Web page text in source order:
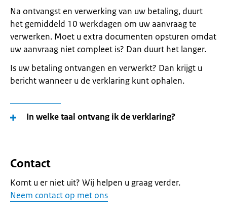
Na ontvangst en verwerking van uw betaling, duurt
het gemiddeld 10 werkdagen om uw aanvraag te
verwerken. Moet u extra documenten opsturen omdat
uw aanvraag niet compleet is? Dan duurt het langer.
Is uw betaling ontvangen en verwerkt? Dan krijgt u
bericht wanneer u de verklaring kunt ophalen.
In welke taal ontvang ik de verklaring?
Contact
Komt u er niet uit? Wij helpen u graag verder.
Neem contact op met ons